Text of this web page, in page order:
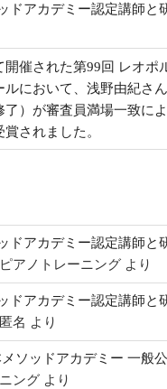
ドアカデミー認定講師と
開催された第99回 レオポ
ルにおいて、浅野由紀さ
）が審査員満場一致によ
されました。
ドアカデミー認定講師と
ピアノトレーニング より
ドアカデミー認定講師と
匿名 より
ソッドアカデミー 一般
ング より